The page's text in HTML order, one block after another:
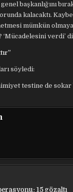
başkanlığını
kalacaktı.
mümkün
verdi’
söyledi:
testine de sokar
15 gözaltı